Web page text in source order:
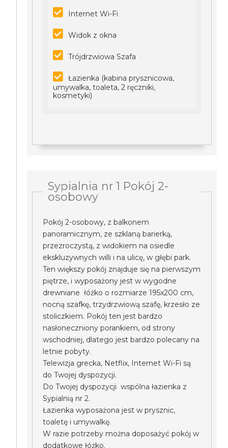
Internet Wi-Fi
Widok z okna
Trójdrzwiowa Szafa
Łazienka (kabina prysznicowa,
umywalka, toaleta, 2 ręczniki,
kosmetyki)
Sypialnia nr 1 Pokój 2-
osobowy
Pokój 2-osobowy, z balkonem
panoramicznym, ze szklaną barierką,
przezroczystą, z widokiem na osiedle
ekskluzywnych willi i na ulicę, w głębi park.
Ten większy pokój znajduje się na pierwszym
piętrze, i wyposażony jest w wygodne
drewniane łóżko o rozmiarze 195x200 cm,
nocną szafkę, trzydrzwiową szafę, krzesło ze
stoliczkiem. Pokój ten jest bardzo
nasłoneczniony porankiem, od strony
wschodniej, dlatego jest bardzo polecany na
letnie pobyty.
Telewizja grecka, Netflix, Internet Wi-Fi są
do Twojej dyspozycji.
Do Twojej dyspozycji wspólna łazienka z
Sypialnią nr 2.
Łazienka wyposażona jest w prysznic,
toaletę i umywalkę.
W razie potrzeby można doposażyć pokój w
dodatkowe łóżko.